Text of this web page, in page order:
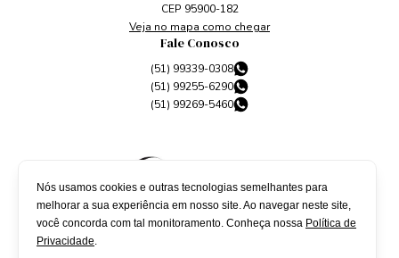
CEP 95900-182
Veja no mapa como chegar
Fale Conosco
(51) 99339-0308
(51) 99255-6290
(51) 99269-5460
Nós usamos cookies e outras tecnologias semelhantes para
melhorar a sua experiência em nosso site. Ao navegar neste site,
você concorda com tal monitoramento. Conheça nossa Política de
Privacidade.